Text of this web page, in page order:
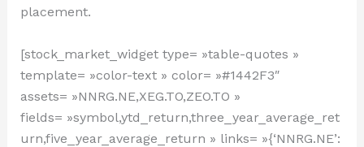
placement.
[stock_market_widget type= »table-quotes »
template= »color-text » color= »#1442F3″
assets= »NNRG.NE,XEG.TO,ZEO.TO »
fields= »symbol,ytd_return,three_year_average_ret
urn,five_year_average_return » links= »{‘NNRG.NE’: